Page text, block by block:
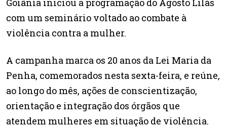
com um seminário voltado ao combate à
violência contra a mulher.
A campanha marca os 20 anos da Lei Maria da
Penha, comemorados nesta sexta-feira, e reúne,
ao longo do mês, ações de conscientização,
orientação e integração dos órgãos que
atendem mulheres em situação de violência.